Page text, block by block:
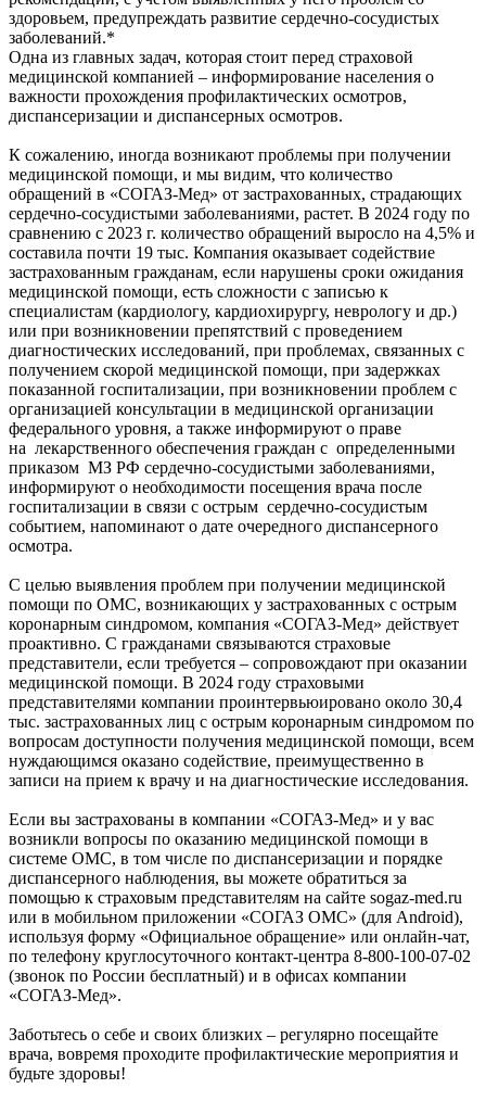
здоровьем, предупреждать развитие сердечно-сосудистых
заболеваний.*
Одна из главных задач, которая стоит перед страховой
медицинской компанией – информирование населения о
важности прохождения профилактических осмотров,
диспансеризации и диспансерных осмотров.
К сожалению, иногда возникают проблемы при получении
медицинской помощи, и мы видим, что количество
обращений в «СОГАЗ-Мед» от застрахованных, страдающих
сердечно-сосудистыми заболеваниями, растет. В 2024 году по
сравнению с 2023 г. количество обращений выросло на 4,5% и
составила почти 19 тыс. Компания оказывает содействие
застрахованным гражданам, если нарушены сроки ожидания
медицинской помощи, есть сложности с записью к
специалистам (кардиологу, кардиохирургу, неврологу и др.)
или при возникновении препятствий с проведением
диагностических исследований, при проблемах, связанных с
получением скорой медицинской помощи, при задержках
показанной госпитализации, при возникновении проблем с
организацией консультации в медицинской организации
федерального уровня, а также информируют о праве
на лекарственного обеспечения граждан с определенными
приказом МЗ РФ сердечно-сосудистыми заболеваниями,
информируют о необходимости посещения врача после
госпитализации в связи с острым сердечно-сосудистым
событием, напоминают о дате очередного диспансерного
осмотра.
С целью выявления проблем при получении медицинской
помощи по ОМС, возникающих у застрахованных с острым
коронарным синдромом, компания «СОГАЗ-Мед» действует
проактивно. С гражданами связываются страховые
представители, если требуется – сопровождают при оказании
медицинской помощи. В 2024 году страховыми
представителями компании проинтервьюировано около 30,4
тыс. застрахованных лиц с острым коронарным синдромом по
вопросам доступности получения медицинской помощи, всем
нуждающимся оказано содействие, преимущественно в
записи на прием к врачу и на диагностические исследования.
Если вы застрахованы в компании «СОГАЗ-Мед» и у вас
возникли вопросы по оказанию медицинской помощи в
системе ОМС, в том числе по диспансеризации и порядке
диспансерного наблюдения, вы можете обратиться за
помощью к страховым представителям на сайте sogaz-med.ru
или в мобильном приложении «СОГАЗ ОМС» (для Android),
используя форму «Официальное обращение» или онлайн-чат,
по телефону круглосуточного контакт-центра 8-800-100-07-02
(звонок по России бесплатный) и в офисах компании
«СОГАЗ-Мед».
Заботьтесь о себе и своих близких – регулярно посещайте
врача, вовремя проходите профилактические мероприятия и
будьте здоровы!